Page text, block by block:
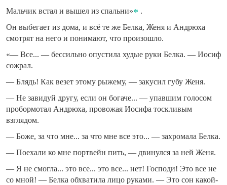
Мальчик встал и вышел из спальни»
.
Он выбегает из дома, и всё те же Белка, Женя и Андрюха
смотрят на него и понимают, что произошло.
«— Все... — бессильно опустила худые руки Белка. — Иосиф
сожрал.
— Блядь! Как везет этому рыжему, — закусил губу Женя.
— Не завидуй другу, если он богаче... — упавшим голосом
пробормотал Андрюха, провожая Иосифа тоскливым
взглядом.
— Боже, за что мне... за что мне все это... — захромала Белка.
— Поехали ко мне портвейн пить, — двинулся за ней Женя.
— Я не смогла... это все... это все... нет! Господи! Это все не
со мной! — Белка обхватила лицо руками. — Это сон какой-